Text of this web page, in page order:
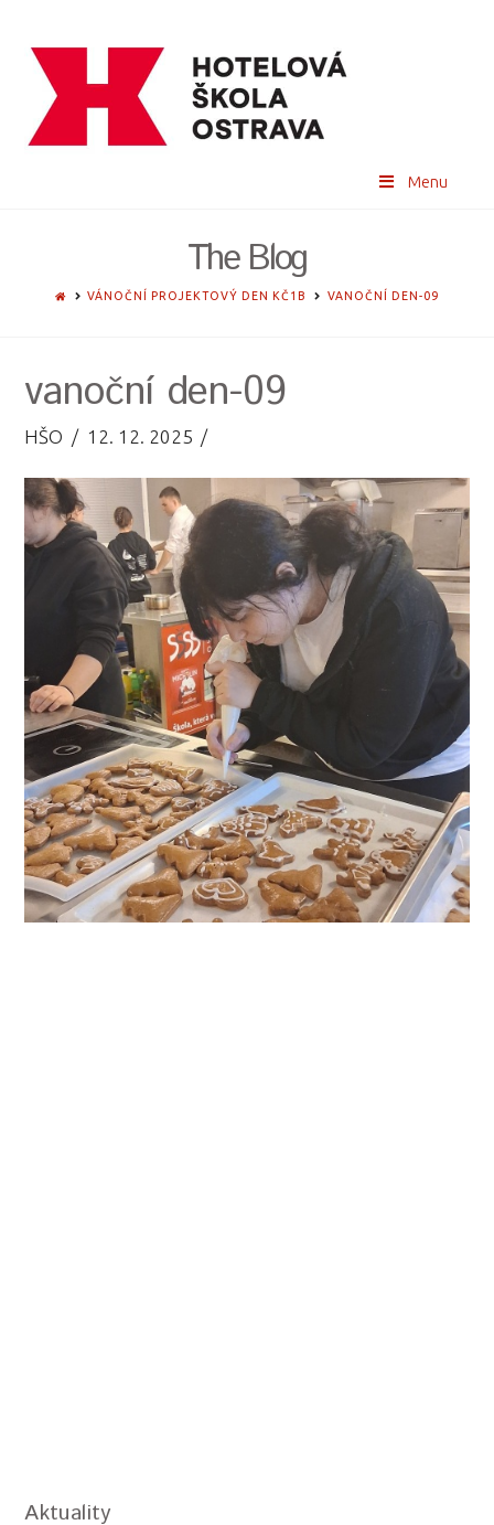
Menu
The Blog
HOMEVÁNOČNÍ PROJEKTOVÝ DEN KČ1B VANOČNÍ DEN-09
vanoční den-09
HŠO 12. 12. 2025
Aktuality